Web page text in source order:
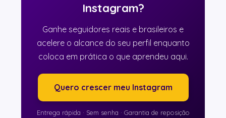
Instagram?
Ganhe seguidores reais e brasileiros e
acelere o alcance do seu perfil enquanto
coloca em prática o que aprendeu aqui.
Quero crescer meu Instagram
Entrega rápida · Sem senha · Garantia de reposição